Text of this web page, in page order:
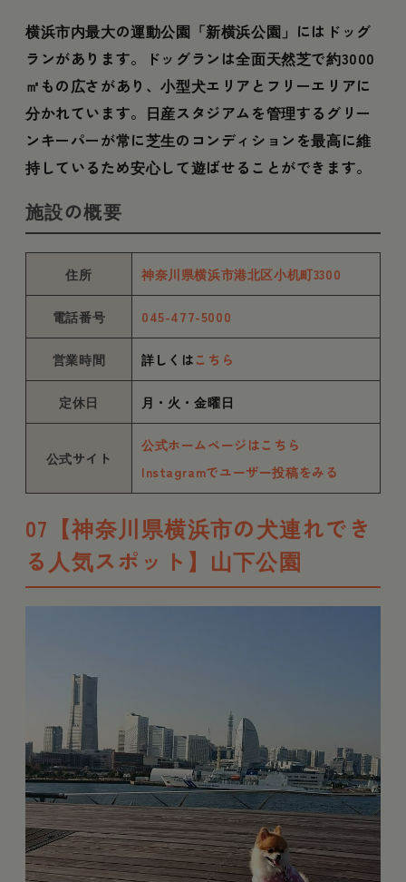
横浜市内最大の運動公園「新横浜公園」にはドッグ
ランがあります。ドッグランは全面天然芝で約3000
㎡もの広さがあり、小型犬エリアとフリーエリアに
分かれています。日産スタジアムを管理するグリー
ンキーパーが常に芝生のコンディションを最高に維
持しているため安心して遊ばせることができます。
施設の概要
住所 神奈川県横浜市港北区小机町3300
電話番号 045-477-5000
営業時間 詳しくはこちら
定休日 月・火・金曜日
公式サイト
公式ホームページはこちら
Instagramでユーザー投稿をみる
07【神奈川県横浜市の犬連れでき
る人気スポット】山下公園